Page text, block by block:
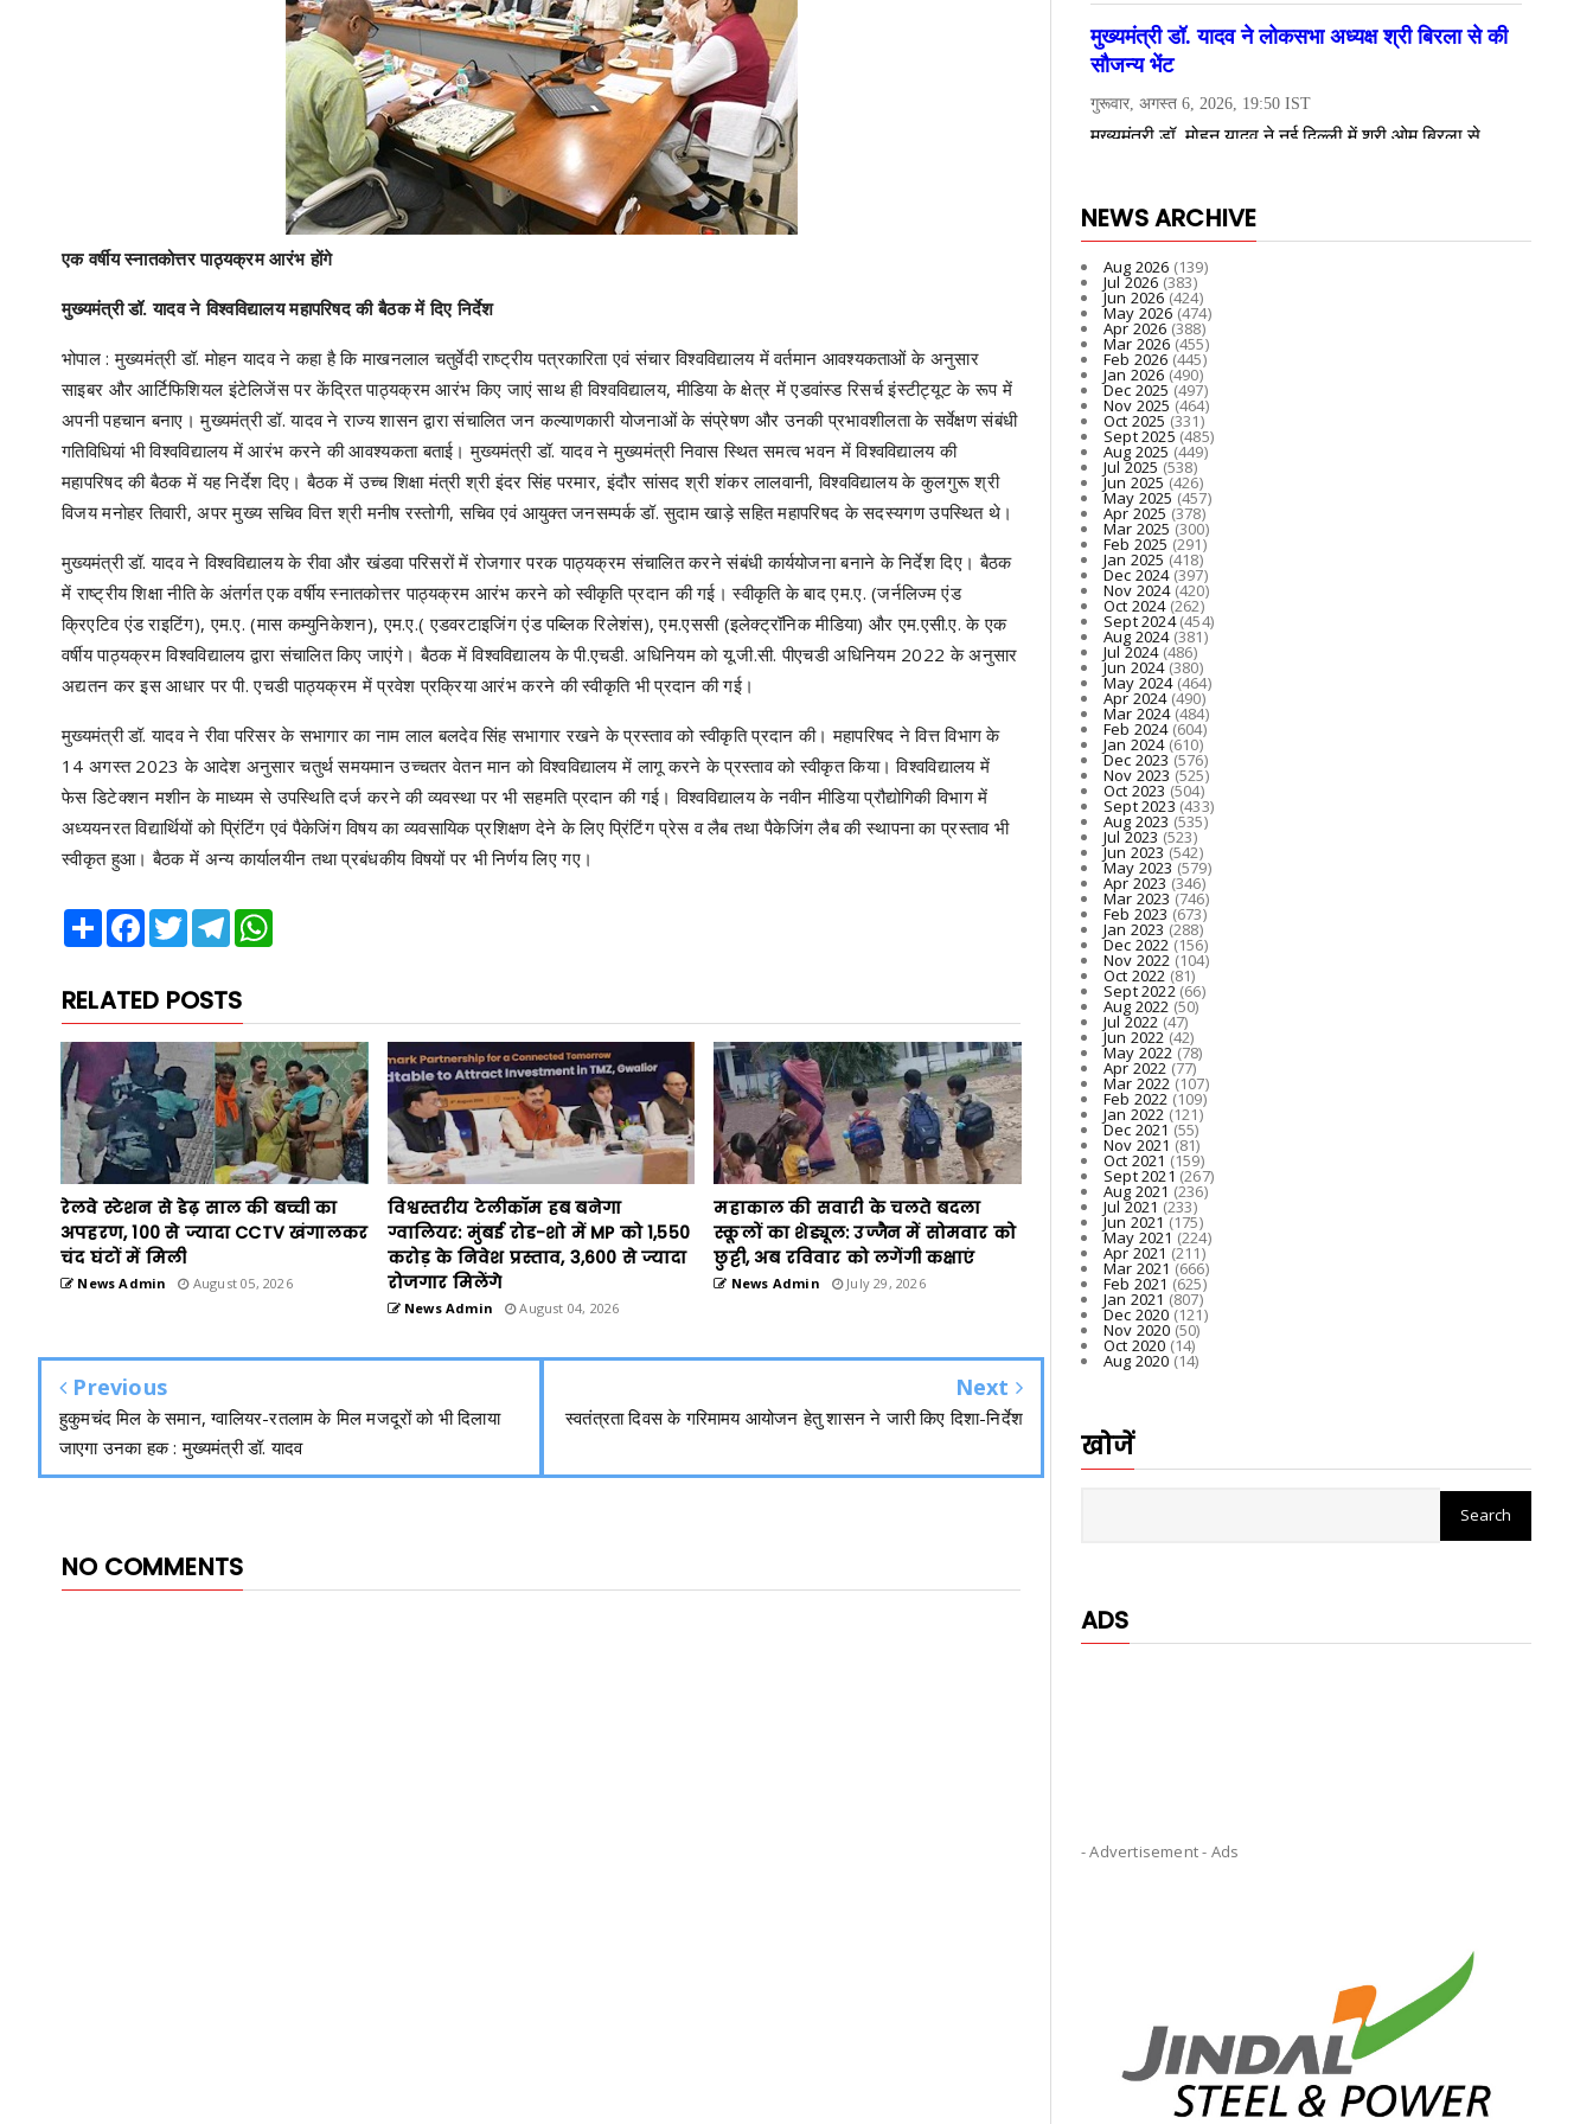
एक वर्षीय स्नातकोत्तर पाठ्यक्रम आरंभ होंगे
मुख्यमंत्री डॉ. यादव ने विश्वविद्यालय महापरिषद की बैठक में दिए निर्देश
भोपाल : मुख्यमंत्री डॉ. मोहन यादव ने कहा है कि माखनलाल चतुर्वेदी राष्ट्रीय पत्रकारिता एवं संचार विश्वविद्यालय में वर्तमान आवश्यकताओं के अनुसार
साइबर और आर्टिफिशियल इंटेलिजेंस पर केंद्रित पाठ्यक्रम आरंभ किए जाएं साथ ही विश्वविद्यालय, मीडिया के क्षेत्र में एडवांस्ड रिसर्च इंस्टीट्यूट के रूप में
अपनी पहचान बनाए। मुख्यमंत्री डॉ. यादव ने राज्य शासन द्वारा संचालित जन कल्याणकारी योजनाओं के संप्रेषण और उनकी प्रभावशीलता के सर्वेक्षण संबंधी
गतिविधियां भी विश्वविद्यालय में आरंभ करने की आवश्यकता बताई। मुख्यमंत्री डॉ. यादव ने मुख्यमंत्री निवास स्थित समत्व भवन में विश्वविद्यालय की
महापरिषद की बैठक में यह निर्देश दिए। बैठक में उच्च शिक्षा मंत्री श्री इंदर सिंह परमार, इंदौर सांसद श्री शंकर लालवानी, विश्वविद्यालय के कुलगुरू श्री
विजय मनोहर तिवारी, अपर मुख्य सचिव वित्त श्री मनीष रस्तोगी, सचिव एवं आयुक्त जनसम्पर्क डॉ. सुदाम खाड़े सहित महापरिषद के सदस्यगण उपस्थित थे।
मुख्यमंत्री डॉ. यादव ने विश्वविद्यालय के रीवा और खंडवा परिसरों में रोजगार परक पाठ्यक्रम संचालित करने संबंधी कार्ययोजना बनाने के निर्देश दिए। बैठक
में राष्ट्रीय शिक्षा नीति के अंतर्गत एक वर्षीय स्नातकोत्तर पाठ्यक्रम आरंभ करने को स्वीकृति प्रदान की गई। स्वीकृति के बाद एम.ए. (जर्नलिज्म एंड
क्रिएटिव एंड राइटिंग), एम.ए. (मास कम्युनिकेशन), एम.ए.( एडवरटाइजिंग एंड पब्लिक रिलेशंस), एम.एससी (इलेक्ट्रॉनिक मीडिया) और एम.एसी.ए. के एक
वर्षीय पाठ्यक्रम विश्वविद्यालय द्वारा संचालित किए जाएंगे। बैठक में विश्वविद्यालय के पी.एचडी. अधिनियम को यू.जी.सी. पीएचडी अधिनियम 2022 के अनुसार
अद्यतन कर इस आधार पर पी. एचडी पाठ्यक्रम में प्रवेश प्रक्रिया आरंभ करने की स्वीकृति भी प्रदान की गई।
मुख्यमंत्री डॉ. यादव ने रीवा परिसर के सभागार का नाम लाल बलदेव सिंह सभागार रखने के प्रस्ताव को स्वीकृति प्रदान की। महापरिषद ने वित्त विभाग के
14 अगस्त 2023 के आदेश अनुसार चतुर्थ समयमान उच्चतर वेतन मान को विश्वविद्यालय में लागू करने के प्रस्ताव को स्वीकृत किया। विश्वविद्यालय में
फेस डिटेक्शन मशीन के माध्यम से उपस्थिति दर्ज करने की व्यवस्था पर भी सहमति प्रदान की गई। विश्वविद्यालय के नवीन मीडिया प्रौद्योगिकी विभाग में
अध्ययनरत विद्यार्थियों को प्रिंटिंग एवं पैकेजिंग विषय का व्यवसायिक प्रशिक्षण देने के लिए प्रिंटिंग प्रेस व लैब तथा पैकेजिंग लैब की स्थापना का प्रस्ताव भी
स्वीकृत हुआ। बैठक में अन्य कार्यालयीन तथा प्रबंधकीय विषयों पर भी निर्णय लिए गए।
Share Facebook
TwitterTelegram
RELATED POSTS
रेलवे स्टेशन से डेढ़ साल की बच्ची का
अपहरण, 100 से ज्यादा CCTV खंगालकर
चंद घंटों में मिली
News Admin August 05, 2026
विश्वस्तरीय टेलीकॉम हब बनेगा
ग्वालियर: मुंबई रोड-शो में MP को 1,550
करोड़ के निवेश प्रस्ताव, 3,600 से ज्यादा
रोजगार मिलेंगे
News Admin August 04, 2026
महाकाल की सवारी के चलते बदला
स्कूलों का शेड्यूल: उज्जैन में सोमवार को
छुट्टी, अब रविवार को लगेंगी कक्षाएं
News Admin July 29, 2026
Previous
हुकुमचंद मिल के समान, ग्वालियर-रतलाम के मिल मजदूरों को भी दिलाया
जाएगा उनका हक : मुख्यमंत्री डॉ. यादव
Next
स्वतंत्रता दिवस के गरिमामय आयोजन हेतु शासन ने जारी किए दिशा-निर्देश
NO COMMENTS
NEWS ARCHIVE
Aug 2026 (139)
Jul 2026 (383)
Jun 2026(424)
May 2026(474)
Apr 2026 (388)
Mar 2026(455)
Feb 2026 (445)
Jan 2026 (490)
Dec 2025(497)
Nov 2025 (464)
Oct 2025 (331)
Sept 2025 (485)
Aug 2025 (449)
Jul 2025 (538)
Jun 2025(426)
May 2025(457)
Apr 2025 (378)
Mar 2025 (300)
Feb 2025 (291)
Jan 2025 (418)
Dec 2024(397)
Nov 2024(420)
Oct 2024(262)
Sept 2024(454)
Aug 2024(381)
Jul 2024(486)
Jun 2024(380)
May 2024(464)
Apr 2024(490)
Mar 2024(484)
Feb 2024(604)
Jan 2024(610)
Dec 2023(576)
Nov 2023 (525)
Oct 2023 (504)
Sept 2023 (433)
Aug 2023 (535)
Jul 2023 (523)
Jun 2023(542)
May 2023(579)
Apr 2023 (346)
Mar 2023 (746)
Feb 2023 (673)
Jan 2023 (288)
Dec 2022(156)
Nov 2022 (104)
Oct 2022 (81)
Sept 2022(66)
Aug 2022 (50)
Jul 2022 (47)
Jun 2022(42)
May 2022(78)
Apr 2022 (77)
Mar 2022(107)
Feb 2022 (109)
Jan 2022 (121)
Dec 2021 (55)
Nov 2021 (81)
Oct 2021 (159)
Sept 2021 (267)
Aug 2021 (236)
Jul 2021 (233)
Jun 2021(175)
May 2021(224)
Apr 2021 (211)
Mar 2021 (666)
Feb 2021 (625)
Jan 2021 (807)
Dec 2020(121)
Nov 2020 (50)
Oct 2020 (14)
Aug 2020(14)
खोजें
ADS
- Advertisement - Ads